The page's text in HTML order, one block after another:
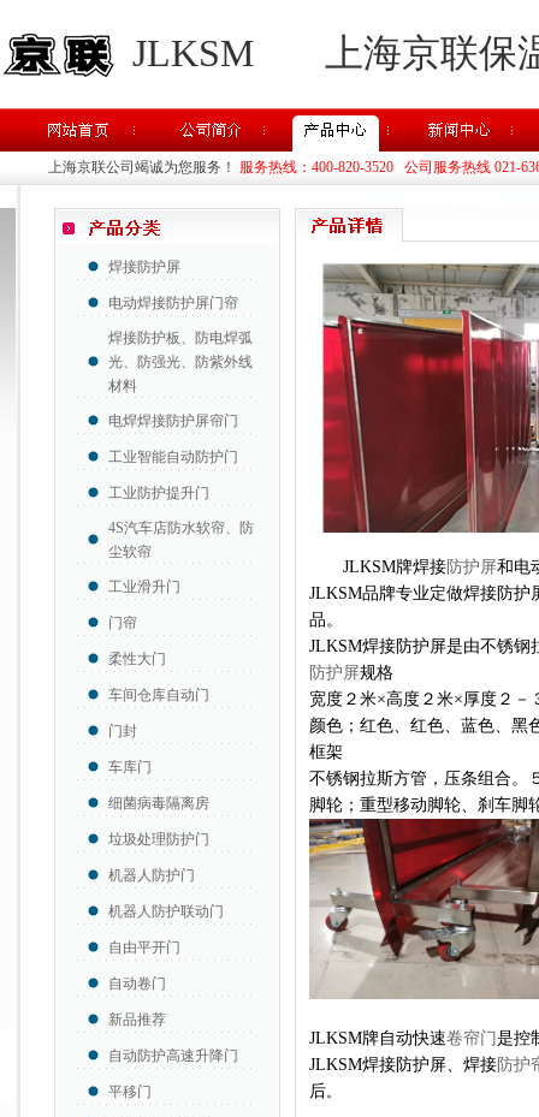
JLKSM 上海京联
上海京联公司竭诚为您服务！ 服务热线：400-820-3520 公司服务热线 021-
焊接防护屏
电动焊接防护屏门帘
焊接防护板、防电焊弧
光、防强光、防紫外线
材料
电焊焊接防护屏帘门
工业智能自动防护门
工业防护提升门
4S汽车店防水软帘、防
尘软帘
工业滑升门
门帘
柔性大门
车间仓库自动门
门封
车库门
细菌病毒隔离房
垃圾处理防护门
机器人防护门
机器人防护联动门
自由平开门
自动卷门
新品推荐
自动防护高速升降门
平移门
JLKSM牌焊接防护屏和电
JLKSM品牌专业定做焊接防护
品。
JLKSM焊接防护屏是由不锈
防护屏规格
宽度２米×高度２米×厚度２－
颜色；红色、红色、蓝色、黑
框架
不锈钢拉斯方管，压条组合。
脚轮； 重型移动脚轮、刹车脚
JLKSM牌自动快速卷帘门是控
JLKSM焊接防护屏、焊接防护
后。